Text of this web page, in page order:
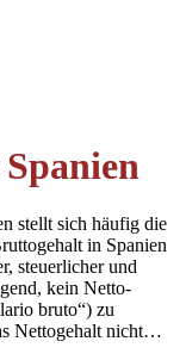
stellt sich häufig die
in Spanien
steuerlicher und
kein Netto-
bruto“) zu
Nettogehalt nicht…